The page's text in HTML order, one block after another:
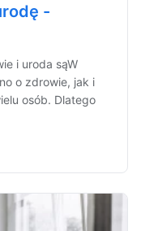
-
i uroda sąW
o zdrowie, jak i
osób. Dlatego